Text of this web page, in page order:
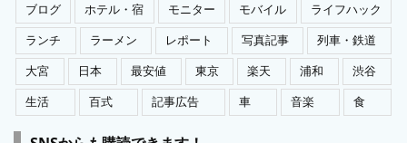
ブログ
ホテル・宿 モニター モバイル
ライフハック
ランチ
ラーメン レポート 写真記事
列車・鉄道
大宮
日本 最安値 東京 楽天 浦和
渋谷
生活
百式 記事広告 車 音楽 食